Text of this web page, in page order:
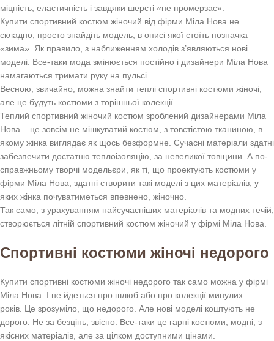
міцність, еластичність і завдяки шерсті «не промерзає».
Купити спортивний костюм жіночий від фірми Міла Нова не
складно, просто знайдіть модель, в описі якої стоїть позначка
«зима». Як правило, з наближенням холодів з’являються нові
моделі. Все-таки мода змінюється постійно і дизайнери Міла Нова
намагаються тримати руку на пульсі.
Весною, звичайно, можна знайти теплі спортивні костюми жіночі,
але це будуть костюми з торішньої колекції.
Теплий спортивний жіночий костюм зроблений дизайнерами Міла
Нова – це зовсім не мішкуватий костюм, з товстістою тканиною, в
якому жінка виглядає як щось безформне. Сучасні матеріали здатні
забезпечити достатню теплоізоляцію, за невеликої товщини. А по-
справжньому творчі модельєри, як ті, що проектують костюми у
фірми Міла Нова, здатні створити такі моделі з цих матеріалів, у
яких жінка почуватиметься впевнено, жіночно.
Так само, з урахуванням найсучасніших матеріалів та модних течій,
створюється літній спортивний костюм жіночий у фірмі Міла Нова.
Спортивні костюми жіночі недорого
Купити спортивні костюми жіночі недорого так само можна у фірмі
Міла Нова. І не йдеться про шлюб або про колекції минулих
років. Це зрозуміло, що недорого. Але нові моделі коштують не
дорого. Не за безцінь, звісно. Все-таки це гарні костюми, модні, з
якісних матеріалів, але за цілком доступними цінами.